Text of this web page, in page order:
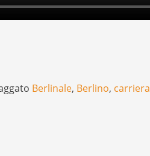
Berlinale, Berlino, carriera